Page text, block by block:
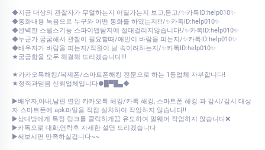
◆지금 대상의 관찰자가 무얼하는지 어딜가는지 보고,듣고/✨카톡ID:help010✨
◆통화내용 녹음으로 누구와 어떤 통화를 하였는지!!!/✨카톡ID:help010✨
◆완벽한 스텔스기능 스파이앱탐지에 절대걸리지않습니다!/✨카톡ID:help010✨
◆누군가 궁굼해서 관찰이 필요할때/애인이 바람을 피는지/✨카톡ID:help010✨
◆배우자가 바람을 피는지/직원이 날 속이려하는지/✨카톡ID:help010✨
★궁굼함을 모두 해결해 드리겠습니다!!!
★카카오톡해킹/복제폰/스마트폰해킹 전문으로 하는 1등업체 자부합니다!
★정직과믿음 신뢰업체입니다●█▀█▄◆
▶배우자,아내,남편 연인 카카오톡 해킹/카톡 해킹, 스마트폰 해킹 과 감시/감시 대상
자 스마트폰에 apk파일을 직접 설치하여 작업하지 않습니다!!
▶상대방에게 특정 링크를 클릭하게끔 유도하여 멀웨어 작업하지 않습니다❌
▶카톡으로 대화,연락후 자세한 설명 드리겠습니다
▶써보시면 만족하실겁니다~~